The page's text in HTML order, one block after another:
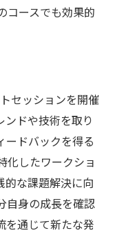
コースでも効果的
セッションを開催
ンドや技術を取り
ードバックを得る
化したワークショ
的な課題解決に向
自身の成長を確認
を通じて新たな発